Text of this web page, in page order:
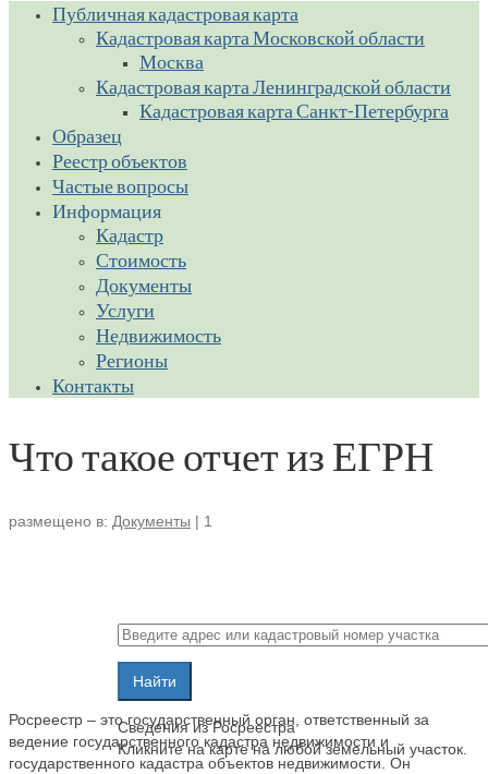
Публичная кадастровая карта
Кадастровая карта Московской области
Москва
Кадастровая карта Ленинградской области
Кадастровая карта Санкт-Петербурга
Образец
Реестр объектов
Частые вопросы
Информация
Кадастр
Стоимость
Документы
Услуги
Недвижимость
Регионы
Контакты
Что такое отчет из ЕГРН
размещено в: Документы | 1
Сведения из Росреестра
Кликните на карте на любой земельный участок.
Росреестр – это государственный орган, ответственный за
ведение государственного кадастра недвижимости и
государственного кадастра объектов недвижимости. Он